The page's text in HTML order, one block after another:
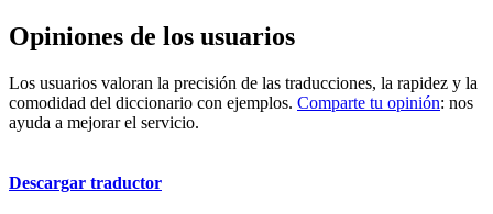
Opiniones de los usuarios
Los usuarios valoran la precisión de las traducciones, la rapidez y la
comodidad del diccionario con ejemplos. Comparte tu opinión: nos
ayuda a mejorar el servicio.
Descargar traductor